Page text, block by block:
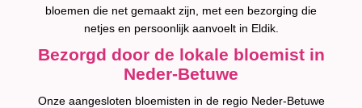
bloemen die net gemaakt zijn, met een bezorging die
netjes en persoonlijk aanvoelt in Eldik.
Bezorgd door de lokale bloemist in
Neder-Betuwe
Onze aangesloten bloemisten in de regio Neder-Betuwe